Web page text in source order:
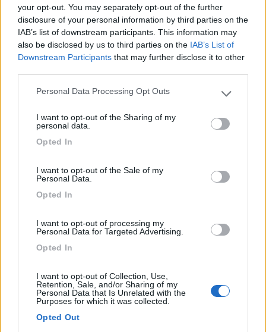
your opt-out. You may separately opt-out of the further
disclosure of your personal information by third parties on the
IAB’s list of downstream participants. This information may
also be disclosed by us to third parties on the IAB’s List of
Downstream Participants that may further disclose it to other
Please note that this website/app uses one or more Google
not limited to your visit or usage behaviour. You may click to
grant or deny consent to Google and its third-party tags to
use your data for below specified purposes in below Google
Personal Data Processing Opt Outs
I want to opt-out of the Sharing of my
personal data.
Opted In
I want to opt-out of the Sale of my
Personal Data.
Opted In
I want to opt-out of processing my
Personal Data for Targeted Advertising.
Opted In
I want to opt-out of Collection, Use,
Retention, Sale, and/or Sharing of my
Personal Data that Is Unrelated with the
Purposes for which it was collected.
Opted Out
Virignin - 24.4km
Port de Virignin
Area di sosta (AA)
Area di sosta a Saint Pierre de Chartreuse
7
Entrando in paese a sinistra dopo la chiesa. In centro, ...